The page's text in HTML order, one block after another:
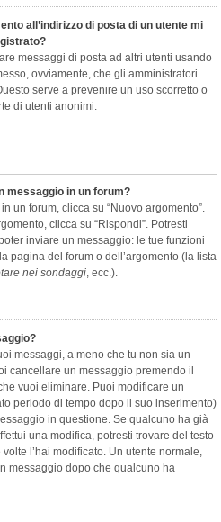
all’indirizzo di posta di un utente mi
messaggi di posta ad altri utenti usando
ovviamente, che gli amministratori
serve a prevenire un uso scorretto o
di utenti anonimi.
messaggio in un forum?
un forum, clicca su “Nuovo argomento”.
clicca su “Rispondi”. Potresti
inviare un messaggio: le tue funzioni
pagina del forum o dell’argomento (la lista
nei sondaggi, ecc.).
messaggi, a meno che tu non sia un
cancellare un messaggio premendo il
vuoi eliminare. Puoi modificare un
periodo di tempo dopo il suo inserimento)
in questione. Se qualcuno ha già
una modifica, potresti trovare del testo
l’hai modificato. Un utente normale,
messaggio dopo che qualcuno ha